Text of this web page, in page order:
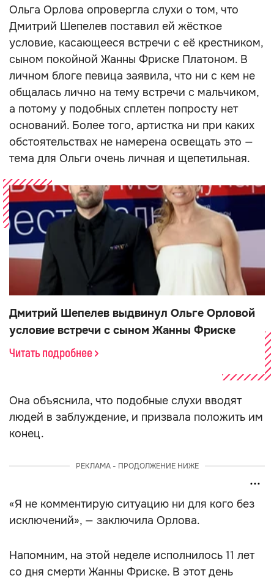
Ольга Орлова опровергла слухи о том, что
Дмитрий Шепелев поставил ей жёсткое
условие, касающееся встречи с её крестником,
сыном покойной Жанны Фриске Платоном. В
личном блоге певица заявила, что ни с кем не
общалась лично на тему встречи с мальчиком,
а потому у подобных сплетен попросту нет
оснований. Более того, артистка ни при каких
обстоятельствах не намерена освещать это —
тема для Ольги очень личная и щепетильная.
Дмитрий Шепелев выдвинул Ольге Орловой
условие встречи с сыном Жанны Фриске
Читать подробнее
Она объяснила, что подобные слухи вводят
людей в заблуждение, и призвала положить им
конец.
РЕКЛАМА - ПРОДОЛЖЕНИЕ НИЖЕ
«Я не комментирую ситуацию ни для кого без
исключений», — заключила Орлова.
Напомним, на этой неделе исполнилось 11 лет
со дня смерти Жанны Фриске. В этот день